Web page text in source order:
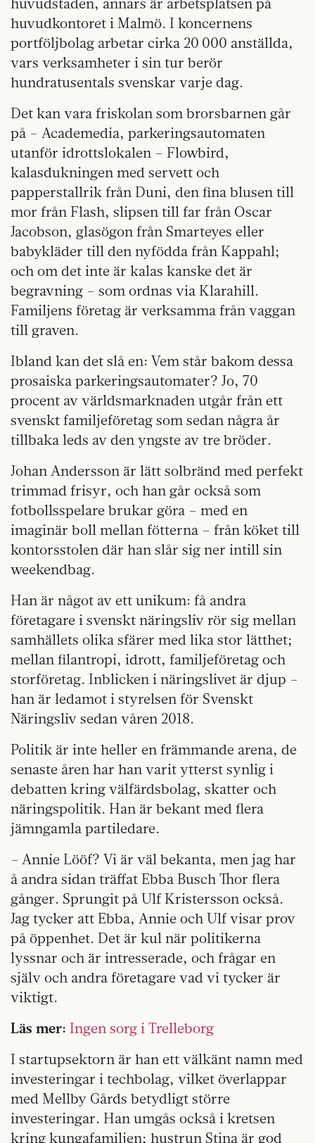
huvudkontoret i Malmö. I koncernens
portföljbolag arbetar cirka 20 000 anställda,
vars verksamheter i sin tur berör
hundratusentals svenskar varje dag.
Det kan vara friskolan som brorsbarnen går
på – Academedia, parkeringsautomaten
utanför idrottslokalen – Flowbird,
kalasdukningen med servett och
papperstallrik från Duni, den fina blusen till
mor från Flash, slipsen till far från Oscar
Jacobson, glasögon från Smarteyes eller
babykläder till den nyfödda från Kappahl;
och om det inte är kalas kanske det är
begravning – som ordnas via Klarahill.
Familjens företag är verksamma från vaggan
till graven.
Ibland kan det slå en: Vem står bakom dessa
prosaiska parkeringsautomater? Jo, 70
procent av världsmarknaden utgår från ett
svenskt familjeföretag som sedan några år
tillbaka leds av den yngste av tre bröder.
Johan Andersson är lätt solbränd med perfekt
trimmad frisyr, och han går också som
fotbollsspelare brukar göra – med en
imaginär boll mellan fötterna – från köket till
kontorsstolen där han slår sig ner intill sin
weekendbag.
Han är något av ett unikum: få andra
företagare i svenskt näringsliv rör sig mellan
samhällets olika sfärer med lika stor lätthet;
mellan filantropi, idrott, familjeföretag och
storföretag. Inblicken i näringslivet är djup –
han är ledamot i styrelsen för Svenskt
Näringsliv sedan våren 2018.
Politik är inte heller en främmande arena, de
senaste åren har han varit ytterst synlig i
debatten kring välfärdsbolag, skatter och
näringspolitik. Han är bekant med flera
jämngamla partiledare.
– Annie Lööf? Vi är väl bekanta, men jag har
å andra sidan träffat Ebba Busch Thor flera
gånger. Sprungit på Ulf Kristersson också.
Jag tycker att Ebba, Annie och Ulf visar prov
på öppenhet. Det är kul när politikerna
lyssnar och är intresserade, och frågar en
själv och andra företagare vad vi tycker är
viktigt.
Läs mer: Ingen sorg i Trelleborg
I startupsektorn är han ett välkänt namn med
investeringar i techbolag, vilket överlappar
med Mellby Gårds betydligt större
investeringar. Han umgås också i kretsen
kring kungafamiljen; hustrun Stina är god